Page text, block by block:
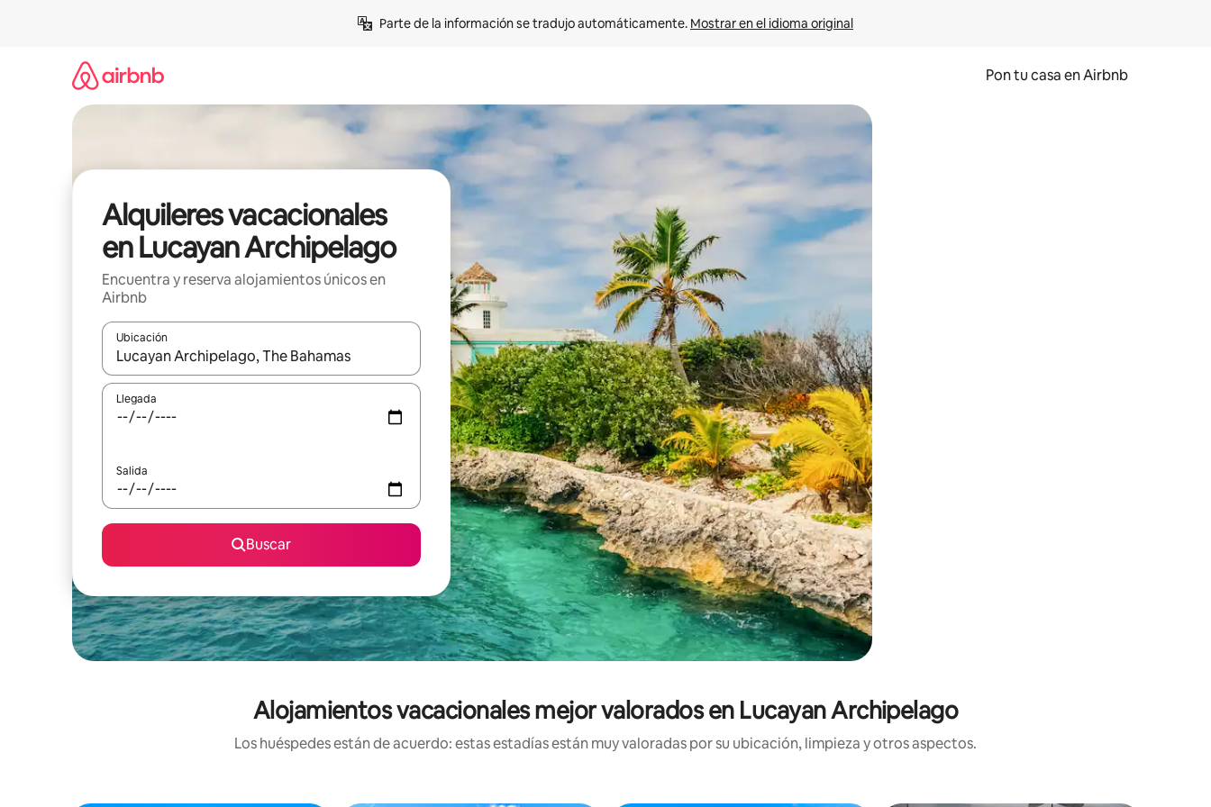
Parte de la información se tradujo automáticamente. Mostrar en el idioma original
Pon tu casa en Airbnb
Alquileres vacacionales
en Lucayan Archipelago
Encuentra y reserva alojamientos únicos en
Airbnb
Ubicación
Cuando los resultados estén disponibles, navega con las teclas de flecha hacia arriba y hacia abajo o explora con el tacto o desliza el dedo.
Llegada
Salida
Buscar
Alojamientos vacacionales mejor valorados en Lucayan Archipelago
Los huéspedes están de acuerdo: estas estadías están muy valoradas por su ubicación, limpieza y otros aspectos.